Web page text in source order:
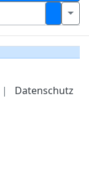
| Datenschutz